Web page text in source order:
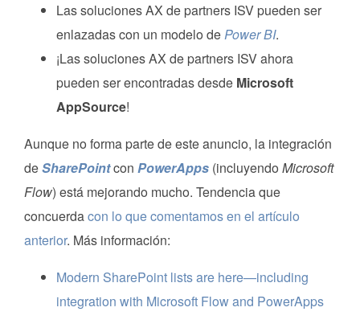
Las soluciones AX de partners ISV pueden ser
enlazadas con un modelo dePower BI.
¡Las soluciones AX de partners ISV ahora
pueden ser encontradas desde Microsoft
AppSource!
Aunque no forma parte de este anuncio, la integración
deSharePointcon PowerApps (incluyendo Microsoft
Flow) está mejorando mucho. Tendencia que
concuerdacon lo que comentamos en el artículo
anterior. Más información:
Modern SharePoint lists are here—including
integration with Microsoft Flow and PowerApps